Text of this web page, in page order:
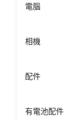
電腦
相機
配件
有電池配件